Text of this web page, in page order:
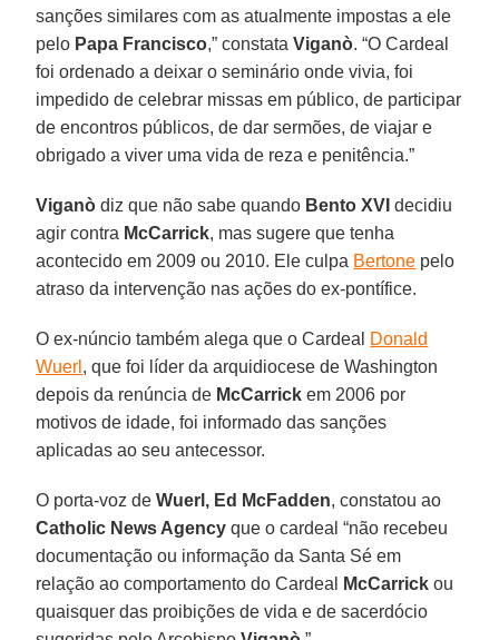
sanções similares com as atualmente impostas a ele
pelo Papa Francisco,” constataViganò. “O Cardeal
foi ordenado a deixar o seminário onde vivia, foi
impedido de celebrar missas em público, de participar
de encontros públicos, de dar sermões, de viajar e
obrigado a viver uma vida de reza e penitência.”
Viganò diz que não sabe quando Bento XVI decidiu
agir contra McCarrick, mas sugere que tenha
acontecido em 2009 ou 2010. Ele culpa Bertone pelo
atraso da intervenção nas ações do ex-pontífice.
O ex-núncio também alega que o Cardeal Donald
Wuerl , que foi líder da arquidiocese de Washington
depois da renúncia de McCarrick em 2006 por
motivos de idade, foi informado das sanções
aplicadas ao seu antecessor.
O porta-voz deWuerl, Ed McFadden, constatou ao
Catholic News Agency que o cardeal “não recebeu
documentação ou informação da Santa Sé em
relação ao comportamento do Cardeal
McCarrick ou
quaisquer das proibições de vida e de sacerdócio